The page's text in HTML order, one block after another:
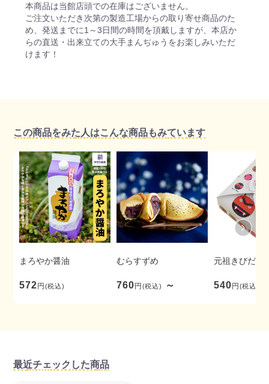
本商品は当館店頭での在庫はございません。
ご注文いただき次第の製造工場からの取り寄せ商品のた
め、発送までに1～3日間の時間を頂戴しますが、本店か
らの直送・出来立ての大手まんぢゅうをお楽しみいただ
けます！
この商品をみた人はこんな商品もみています
まろやか醤油
572円(税込)
むらすずめ
760円(税込) ～
元祖きびだん
540円(税込)
最近チェックした商品